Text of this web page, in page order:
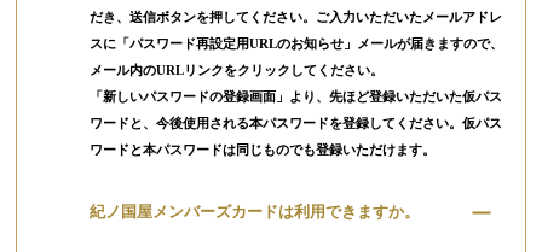
だき、送信ボタンを押してください。ご入力いただいたメールアドレ
スに「パスワード再設定用URLのお知らせ」メールが届きますので、
メール内のURLリンクをクリックしてください。
「新しいパスワードの登録画面」より、先ほど登録いただいた仮パス
ワードと、今後使用される本パスワードを登録してください。仮パス
ワードと本パスワードは同じものでも登録いただけます。
紀ノ国屋メンバーズカードは利用できますか。